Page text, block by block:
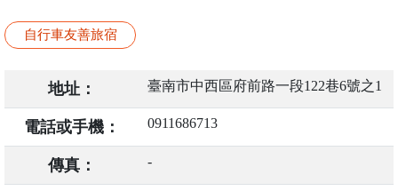
自行車友善旅宿
地址： 臺南市中西區府前路一段122巷6號之1
電話或手機： 0911686713
傳真： -